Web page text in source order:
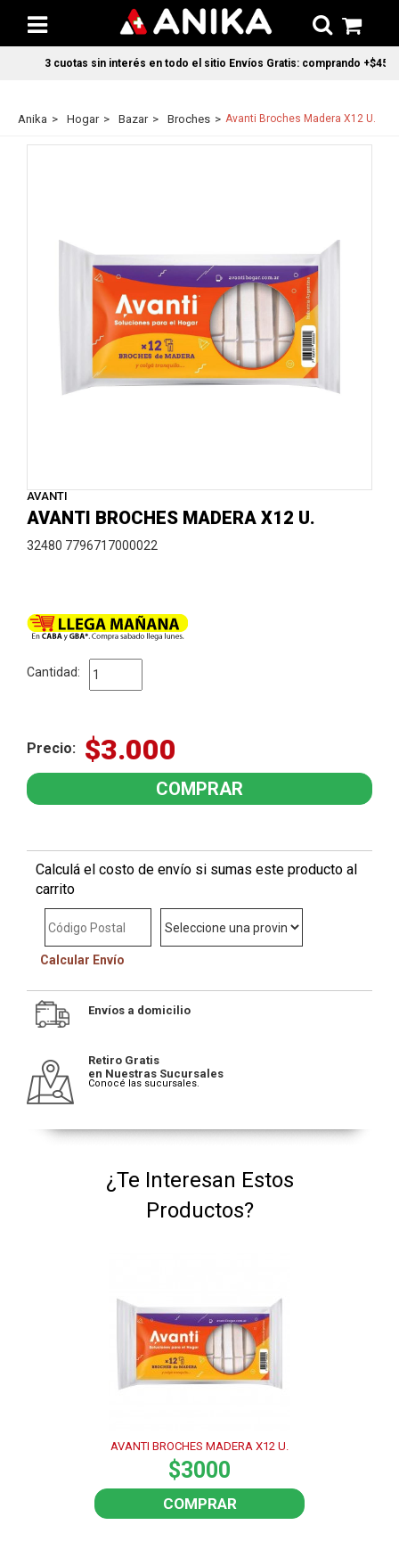
3 cuotas sin interés en todo el sitio Envíos Gratis: comprando
Anika Hogar Bazar Broches Avanti Broches Madera X12 U.
AVANTI
AVANTI BROCHES MADERA X12 U.
32480 7796717000022
Cantidad:
Precio: $3.000
Calculá el costo de envío si sumas este producto al
carrito
Calcular Envío
Envíos a domicilio
Retiro Gratis
en Nuestras Sucursales
Conocé las sucursales.
¿Te Interesan Estos
Productos?
AVANTI BROCHES MADERA X12 U.
$3000
COMPRAR